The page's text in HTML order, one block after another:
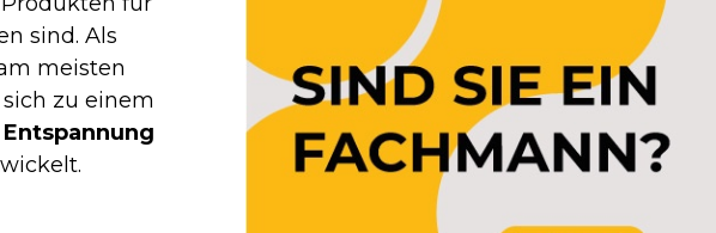
sind. Als
meisten
zu einem